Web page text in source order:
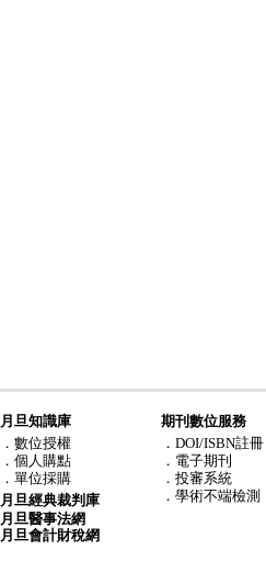
月旦知識庫
． 數位授權
． 個人購點
． 單位採購
月旦經典裁判庫
月旦醫事法網
月旦會計財稅網
期刊數位服務
．DOI/ISBN註冊
．電子期刊
．投審系統
．學術不端檢測